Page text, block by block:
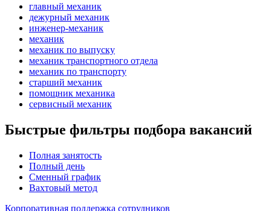
главный механик
дежурный механик
инженер-механик
механик
механик по выпуску
механик транспортного отдела
механик по транспорту
старший механик
помощник механика
сервисный механик
Быстрые фильтры подбора вакансий
Полная занятость
Полный день
Сменный график
Вахтовый метод
Корпоративная поддержка сотрудников